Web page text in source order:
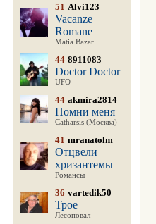
51 Alvi123
Vacanze
Romane
Matia Bazar
44 8911083
Doctor Doctor
UFO
44 akmira2814
Помни меня
Catharsis (Москва)
41 mranatolm
Отцвели
хризантемы
Романсы
36 vartedik50
Трое
Лесоповал